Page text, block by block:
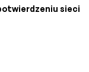
sieci